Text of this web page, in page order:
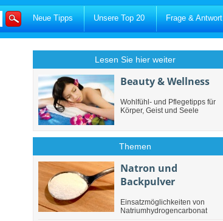
Neue Tipps Unsere Top 20 Frage & Antwort
Lesen Sie hier weiter
Beauty & Wellness
Wohlfühl- und Pflegetipps für
Körper, Geist und Seele
Themen
Natron und
Backpulver
Einsatzmöglichkeiten von
Natriumhydrogencarbonat